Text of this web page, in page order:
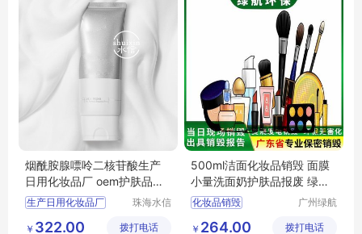
烟酰胺腺嘌呤二核苷酸生产
日用化妆品厂 oem护肤品厂
家 水信生物
生产日用化妆品厂
国内化妆品oem工厂
珠海水信
有限公司
￥ 322.00 拨打电话
500ml洁面化妆品销毁 面膜
小量洗面奶护肤品报废 绿航
环保出具报告
化妆品销毁
化妆品报废
广州绿航
有限公司
￥ 264.00 拨打电话